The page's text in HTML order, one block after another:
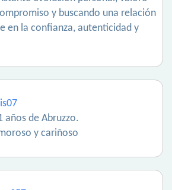
y buscando una relación
en la confianza, autenticidad y
años de Abruzzo.
y cariñoso